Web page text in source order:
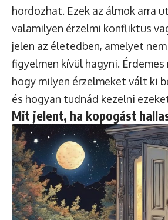
hordozhat. Ezek az álmok arra
valamilyen érzelmi konfliktus
jelen az életedben, amelyet
figyelmen kívül hagyni.
hogy milyen érzelmeket vált ki
és hogyan tudnád kezelni
Mit jelent, ha kopogást